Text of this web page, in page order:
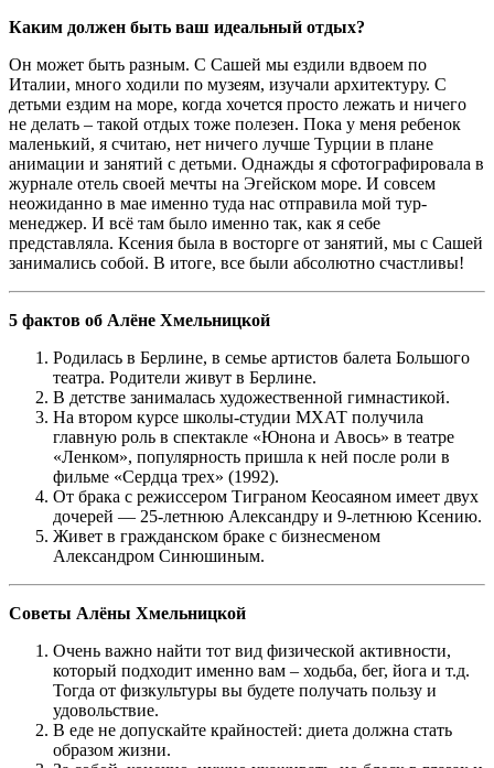
Каким должен быть ваш идеальный отдых?
Он может быть разным. С Сашей мы ездили вдвоем по
Италии, много ходили по музеям, изучали архитектуру. С
детьми ездим на море, когда хочется просто лежать и ничего
не делать – такой отдых тоже полезен. Пока у меня ребенок
маленький, я считаю, нет ничего лучше Турции в плане
анимации и занятий с детьми. Однажды я сфотографировала в
журнале отель своей мечты на Эгейском море. И совсем
неожиданно в мае именно туда нас отправила мой тур-
менеджер. И всё там было именно так, как я себе
представляла. Ксения была в восторге от занятий, мы с Сашей
занимались собой. В итоге, все были абсолютно счастливы!
5 фактов об Алёне Хмельницкой
Родилась в Берлине, в семье артистов балета Большого
театра. Родители живут в Берлине.
В детстве занималась художественной гимнастикой.
На втором курсе школы-студии МХАТ получила
главную роль в спектакле «Юнона и Авось» в театре
«Ленком», популярность пришла к ней после роли в
фильме «Сердца трех» (1992).
От брака с режиссером Тиграном Кеосаяном имеет двух
дочерей — 25-летнюю Александру и 9-летнюю Ксению.
Живет в гражданском браке с бизнесменом
Александром Синюшиным.
Советы Алёны Хмельницкой
Очень важно найти тот вид физической активности,
который подходит именно вам – ходьба, бег, йога и т.д.
Тогда от физкультуры вы будете получать пользу и
удовольствие.
В еде не допускайте крайностей: диета должна стать
образом жизни.